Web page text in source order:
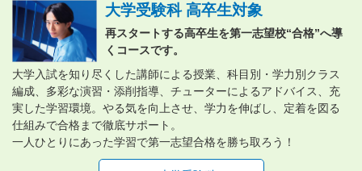
大学受験科 高卒生対象
再スタートする高卒生を第一志望校“合格”へ導
くコースです。
大学入試を知り尽くした講師による授業、科目別・学力別クラス
編成、多彩な演習・添削指導、チューターによるアドバイス、充
実した学習環境。やる気を向上させ、学力を伸ばし、定着を図る
仕組みで合格まで徹底サポート。
一人ひとりにあった学習で第一志望合格を勝ち取ろう！